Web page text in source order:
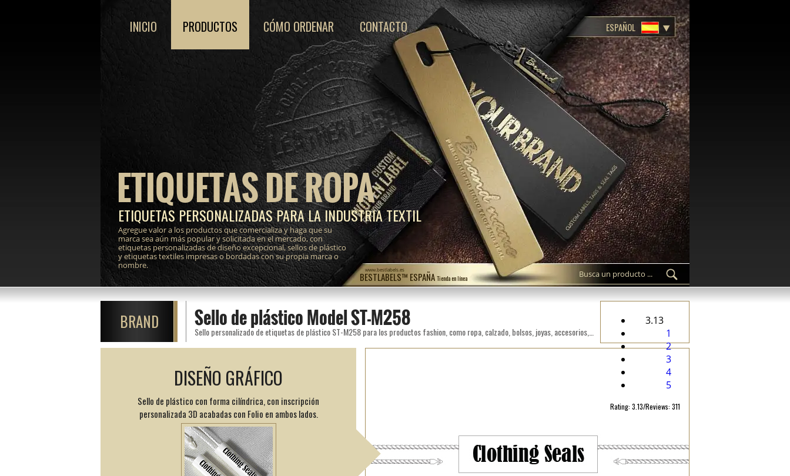
BESTLABELS™ ESPAÑA Tienda en línea
www.bestlabels.es
ETIQUETAS DE ROPA
ETIQUETAS PERSONALIZADAS PARA LA INDUSTRIA TEXTIL
Agregue valor a los productos que comercializa y haga que su
marca sea aún más popular y solicitada en el mercado, con
etiquetas personalizadas de diseño excepcional, sellos de plástico
y etiquetas textiles impresas o bordadas con su propia marca o
nombre.
INICIO PRODUCTOS CÓMO ORDENAR CONTACTO ESPAÑOL
BRAND Sello de plástico Model ST-M258
3.13
1
2
3
4
5
Rating: 3.13/Reviews: 311
DISEÑO GRÁFICO
Sello de plástico con forma cilíndrica, con inscripción
personalizada 3D acabadas con Folio en ambos lados.